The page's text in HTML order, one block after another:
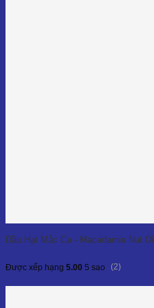
Dầu Hạt Mắc Ca - Macadamia Nut Oil
Được xếp hạng 5.00 5 sao (2)